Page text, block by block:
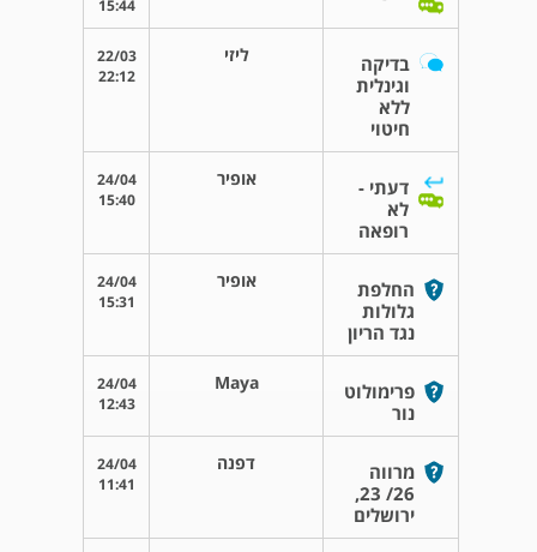
15:44
בדיקה
וגינלית
ללא
חיטוי
ליזי
22/03
22:12
דעתי -
לא
רופאה
אופיר
24/04
15:40
החלפת
גלולות
נגד הריון
אופיר
24/04
15:31
פרימולוט
נור
Maya
24/04
12:43
מרווה
26/ 23,
ירושלים
דפנה
24/04
11:41